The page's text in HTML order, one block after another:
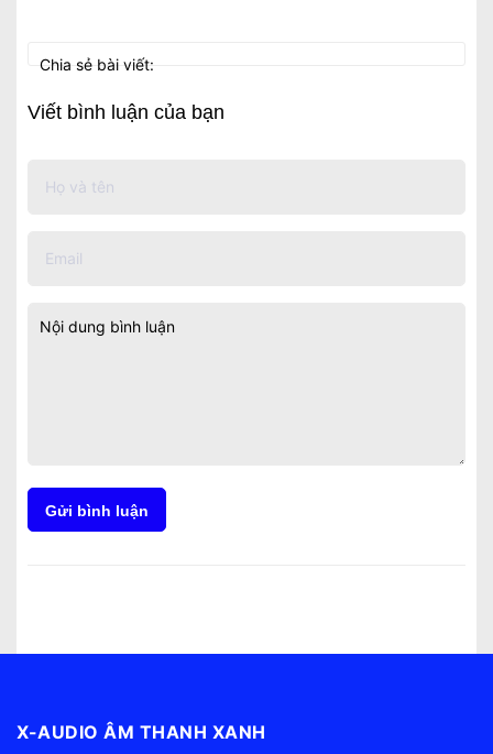
Chia sẻ bài viết:
Viết bình luận của bạn
Gửi bình luận
X-AUDIO ÂM THANH XANH